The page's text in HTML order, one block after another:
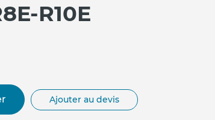
R10E
Ajouter au devis